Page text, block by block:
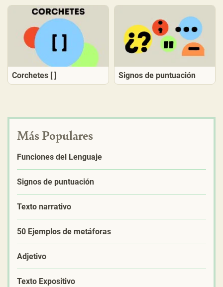
Corchetes [ ] Signos de puntuación
Más Populares
Funciones del Lenguaje
Signos de puntuación
Texto narrativo
50 Ejemplos de metáforas
Adjetivo
Texto Expositivo